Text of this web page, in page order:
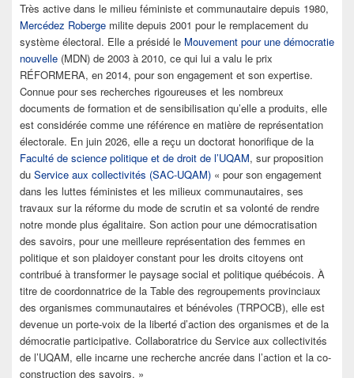
Très active dans le milieu féministe et communautaire depuis 1980,
Mercédez Roberge milite depuis 2001 pour le remplacement du
système électoral. Elle a présidé le Mouvement pour une démocratie
nouvelle (MDN) de 2003 à 2010, ce qui lui a valu le prix
RÉFORMERA, en 2014, pour son engagement et son expertise.
Connue pour ses recherches rigoureuses et les nombreux
documents de formation et de sensibilisation qu’elle a produits, elle
est considérée comme une référence en matière de représentation
électorale. En juin 2026, elle a reçu un doctorat honorifique de la
Faculté de science politique et de droit de l’UQAM, sur proposition
du Service aux collectivités (SAC-UQAM) « pour son engagement
dans les luttes féministes et les milieux communautaires, ses
travaux sur la réforme du mode de scrutin et sa volonté de rendre
notre monde plus égalitaire. Son action pour une démocratisation
des savoirs, pour une meilleure représentation des femmes en
politique et son plaidoyer constant pour les droits citoyens ont
contribué à transformer le paysage social et politique québécois. À
titre de coordonnatrice de la Table des regroupements provinciaux
des organismes communautaires et bénévoles (TRPOCB), elle est
devenue un porte-voix de la liberté d’action des organismes et de la
démocratie participative. Collaboratrice du Service aux collectivités
de l’UQAM, elle incarne une recherche ancrée dans l’action et la co-
construction des savoirs. »